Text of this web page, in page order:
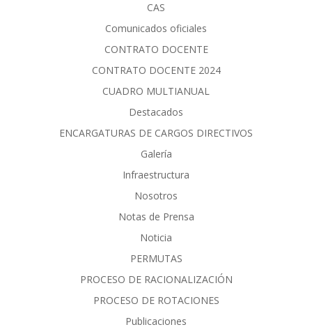
CAS
Comunicados oficiales
CONTRATO DOCENTE
CONTRATO DOCENTE 2024
CUADRO MULTIANUAL
Destacados
ENCARGATURAS DE CARGOS DIRECTIVOS
Galería
Infraestructura
Nosotros
Notas de Prensa
Noticia
PERMUTAS
PROCESO DE RACIONALIZACIÓN
PROCESO DE ROTACIONES
Publicaciones